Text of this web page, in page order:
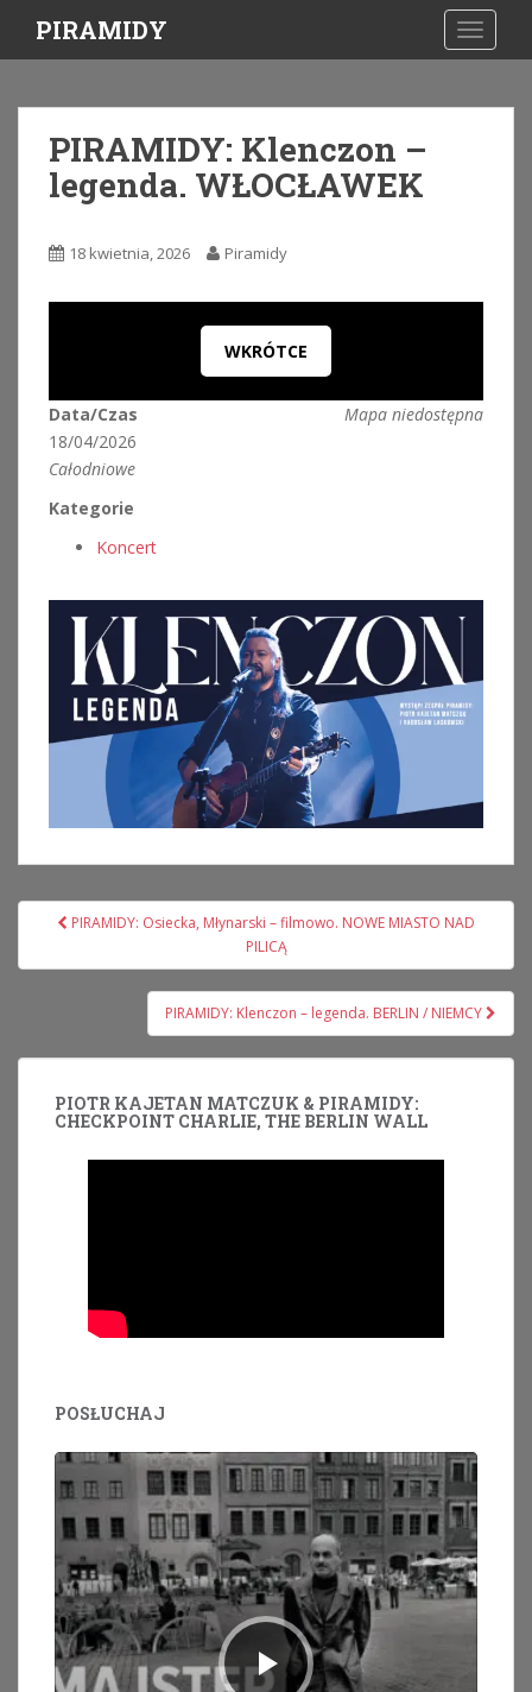
i
PIRAMIDY
PIRAMIDY: Klenczon –
legenda. WŁOCŁAWEK
18 kwietnia, 2026 Piramidy
WKRÓTCE
Mapa niedostępna
Data/Czas
18/04/2026
Całodniowe
Kategorie
Koncert
Nawigacja
PIRAMIDY: Osiecka, Młynarski – filmowo. NOWE MIASTO NAD
PILICĄ
PIRAMIDY: Klenczon – legenda. BERLIN / NIEMCY
PIOTR KAJETAN MATCZUK & PIRAMIDY:
CHECKPOINT CHARLIE, THE BERLIN WALL
POSŁUCHAJ
Odtwarzacz
dźwiękowych